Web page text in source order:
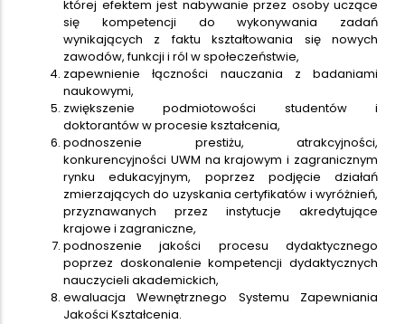
której efektem jest nabywanie przez osoby uczące
się kompetencji do wykonywania zadań
wynikających z faktu kształtowania się nowych
zawodów, funkcji i ról w społeczeństwie,
zapewnienie łączności nauczania z badaniami
naukowymi,
zwiększenie podmiotowości studentów i
doktorantów w procesie kształcenia,
podnoszenie prestiżu, atrakcyjności,
konkurencyjności UWM na krajowym i zagranicznym
rynku edukacyjnym, poprzez podjęcie działań
zmierzających do uzyskania certyfikatów i wyróżnień,
przyznawanych przez instytucje akredytujące
krajowe i zagraniczne,
podnoszenie jakości procesu dydaktycznego
poprzez doskonalenie kompetencji dydaktycznych
nauczycieli akademickich,
ewaluacja Wewnętrznego Systemu Zapewniania
Jakości Kształcenia.